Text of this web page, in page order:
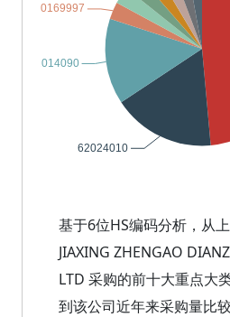
基于6位HS编码分析，从
JIAXING ZHENGAO
LTD 采购的前十大重点大
到该公司近年来采购量比